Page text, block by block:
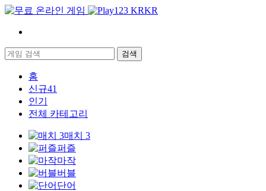
KR
검색
홈
신규41
인기
전체 카테고리
매치 3
퍼즐
마작
버블
단어